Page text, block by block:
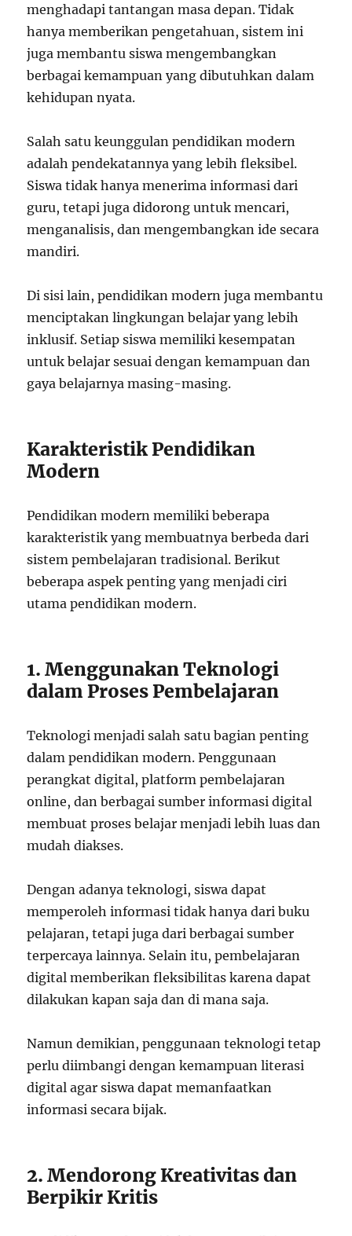
menghadapi tantangan masa depan. Tidak
hanya memberikan pengetahuan, sistem ini
juga membantu siswa mengembangkan
berbagai kemampuan yang dibutuhkan dalam
kehidupan nyata.
Salah satu keunggulan pendidikan modern
adalah pendekatannya yang lebih fleksibel.
Siswa tidak hanya menerima informasi dari
guru, tetapi juga didorong untuk mencari,
menganalisis, dan mengembangkan ide secara
mandiri.
Di sisi lain, pendidikan modern juga membantu
menciptakan lingkungan belajar yang lebih
inklusif. Setiap siswa memiliki kesempatan
untuk belajar sesuai dengan kemampuan dan
gaya belajarnya masing-masing.
Karakteristik Pendidikan
Modern
Pendidikan modern memiliki beberapa
karakteristik yang membuatnya berbeda dari
sistem pembelajaran tradisional. Berikut
beberapa aspek penting yang menjadi ciri
utama pendidikan modern.
1. Menggunakan Teknologi
dalam Proses Pembelajaran
Teknologi menjadi salah satu bagian penting
dalam pendidikan modern. Penggunaan
perangkat digital, platform pembelajaran
online, dan berbagai sumber informasi digital
membuat proses belajar menjadi lebih luas dan
mudah diakses.
Dengan adanya teknologi, siswa dapat
memperoleh informasi tidak hanya dari buku
pelajaran, tetapi juga dari berbagai sumber
terpercaya lainnya. Selain itu, pembelajaran
digital memberikan fleksibilitas karena dapat
dilakukan kapan saja dan di mana saja.
Namun demikian, penggunaan teknologi tetap
perlu diimbangi dengan kemampuan literasi
digital agar siswa dapat memanfaatkan
informasi secara bijak.
2. Mendorong Kreativitas dan
Berpikir Kritis